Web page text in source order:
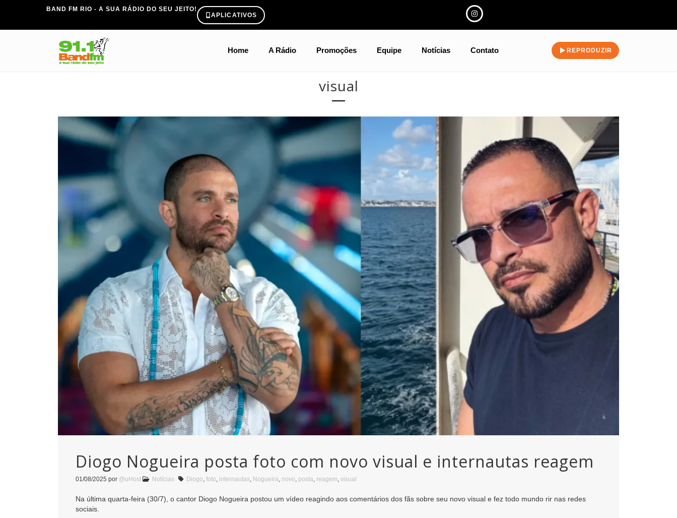
BAND FM RIO - A SUA RÁDIO DO SEU JEITO!
APLICATIVOS
Home A Rádio Promoções Equipe Notícias Contato REPRODUZIR
visual
Diogo Nogueira posta foto com novo visual e internautas reagem
01/08/2025 por @uHost Notícias Diogo, foto, internautas, Nogueira, novo, posta, reagem, visual
Na última quarta-feira (30/7), o cantor Diogo Nogueira postou um vídeo reagindo aos comentários dos fãs sobre seu novo visual e fez todo mundo rir nas redes
sociais.